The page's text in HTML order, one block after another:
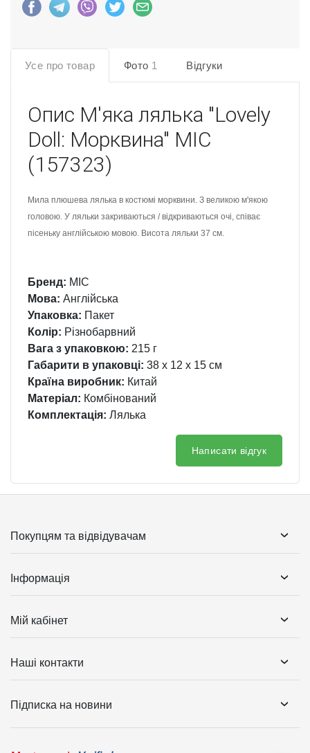
Усе про товар Фото 1 Відгуки
Опис М'яка лялька "Lovely
Doll: Морквина" MIC
(157323)
Мила плюшева лялька в костюмі морквини. З великою м'якою
головою. У ляльки закриваються / відкриваються очі, співає
пісеньку англійською мовою. Висота ляльки 37 см.
Бренд: MIC
Мова: Англійська
Упаковка: Пакет
Колір: Різнобарвний
Вага з упаковкою: 215 г
Габарити в упаковці: 38 x 12 x 15 см
Країна виробник: Китай
Матеріал: Комбінований
Комплектація: Лялька
Написати відгук
Покупцям та відвідувачам
Інформація
Мій кабінет
Наші контакти
Підписка на новини